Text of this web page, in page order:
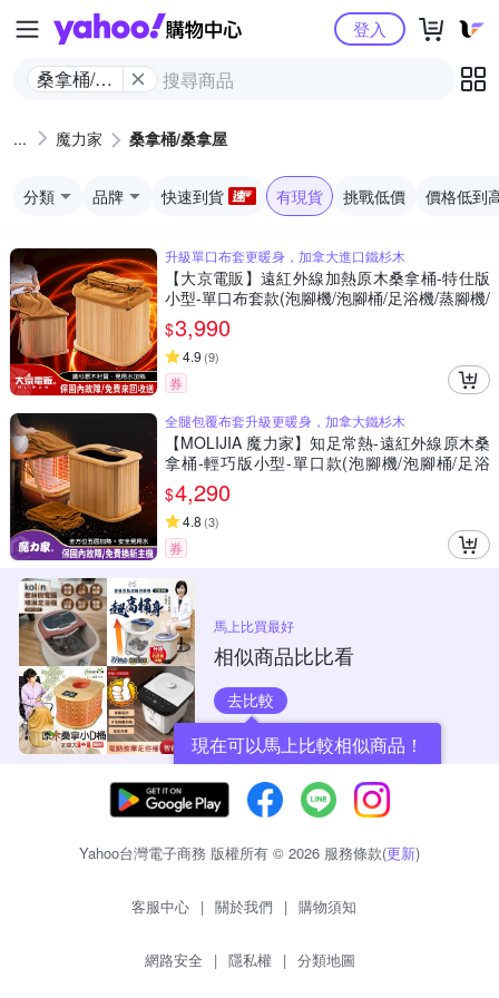
Yahoo購物中心
桑拿桶/桑
登入
魔力家 桑拿桶/桑拿屋
分類 品牌 快速到貨 有現貨 挑戰低價 價格低到
升級單口布套更暖身，加拿大進口鐵杉木
【大京電販】遠紅外線加熱原木桑拿桶-特仕版
小型-單口布套款(泡腳機/泡腳桶/足浴機/蒸腳機/
烘腳機/暖腳機)
$3,990
4.9 (9)
券
全腿包覆布套升級更暖身，加拿大鐵杉木
【MOLIJIA 魔力家】知足常熱-遠紅外線原木桑
拿桶-輕巧版小型-單口款(泡腳機/泡腳桶/足浴
機/蒸腳機/烘腳機/暖腳機)
$4,290
4.8 (3)
券
馬上比買最好
相似商品比比看
去比較
現在可以馬上比較相似商品！
Yahoo台灣電子商務 版權所有 © 2026 服務條款(更新)
客服中心 | 關於我們 | 購物須知
網路安全 | 隱私權 | 分類地圖